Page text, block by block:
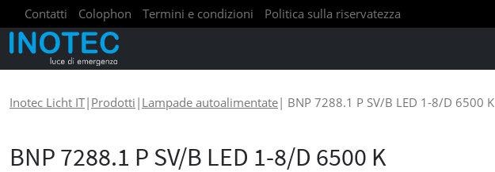
Contatti Colophon Termini e condizioni Politica sulla riservatezza
Inotec Licht IT| Prodotti | Lampade autoalimentate| BNP 7288.1 P SV/B LED 1-8/D 6500 K
BNP 7288.1 P SV/B LED 1-8/D 6500 K